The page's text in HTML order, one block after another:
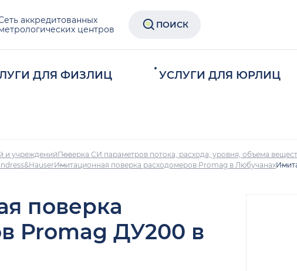
аккредитованных
центров
ПОИСК
ДЛЯ ФИЗЛИЦ УСЛУГИ ДЛЯ ЮРЛИЦ
и учрежденийПоверка СИ параметров потока, расхода, уровня, объема
Имитационная поверка расходомеров Promag в Любучанах
поверка
Promag ДУ200 в